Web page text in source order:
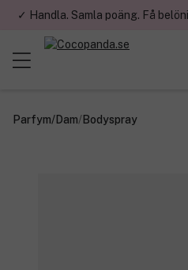
✓ Handla. Samla poäng. Få
Parfym/Dam/Bodyspray